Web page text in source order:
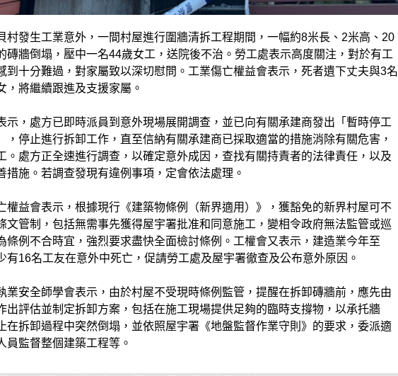
村發生工業意外，一間村屋進行圍牆清拆工程期間，一幅約8米長、2米高、20
磚牆倒塌，壓中一名44歲女工，送院後不治。勞工處表示高度關注，對於有工
到十分難過，對家屬致以深切慰問。工業傷亡權益會表示，死者遺下丈夫與3名
，將繼續跟進及支援家屬。
示，處方已即時派員到意外現場展開調查，並已向有關承建商發出「暫時停工
，停止進行拆卸工作，直至信納有關承建商已採取適當的措施消除有關危害，
。處方正全速進行調查，以確定意外成因，查找有關持責者的法律責任，以及
措施。若調查發現有違例事項，定會依法處理。
權益會表示，根據現行《建築物條例（新界適用）》，獲豁免的新界村屋可不
文管制，包括無需事先獲得屋宇署批准和同意施工，變相令政府無法監管或巡
條例不合時宜，強烈要求盡快全面檢討條例。工權會又表示，建造業今年至
有16名工友在意外中死亡，促請勞工處及屋宇署徹查及公布意外原因。
業安全師學會表示，由於村屋不受現時條例監管，提醒在拆卸磚牆前，應先由
出評估並制定拆卸方案，包括在施工現場提供足夠的臨時支撐物，以承托牆
在拆卸過程中突然倒塌，並依照屋宇署《地盤監督作業守則》的要求，委派適
員監督整個建築工程等。